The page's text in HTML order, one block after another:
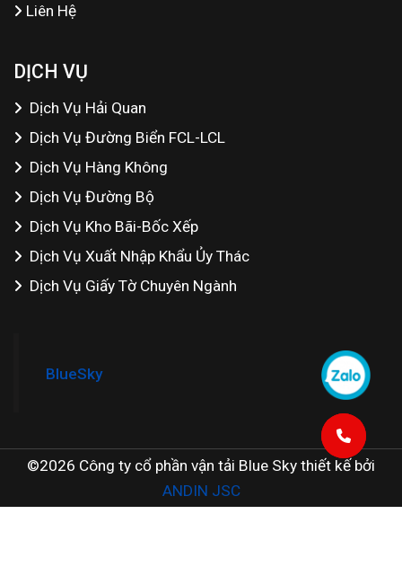
Liên Hệ
DỊCH VỤ
Dịch Vụ Hải Quan
Dịch Vụ Đường Biển FCL-LCL
Dịch Vụ Hàng Không
Dịch Vụ Đường Bộ
Dịch Vụ Kho Bãi-Bốc Xếp
Dịch Vụ Xuất Nhập Khẩu Ủy Thác
Dịch Vụ Giấy Tờ Chuyên Ngành
BlueSky
©2026 Công ty cổ phần vận tải Blue Sky thiết kế bởi
ANDIN JSC